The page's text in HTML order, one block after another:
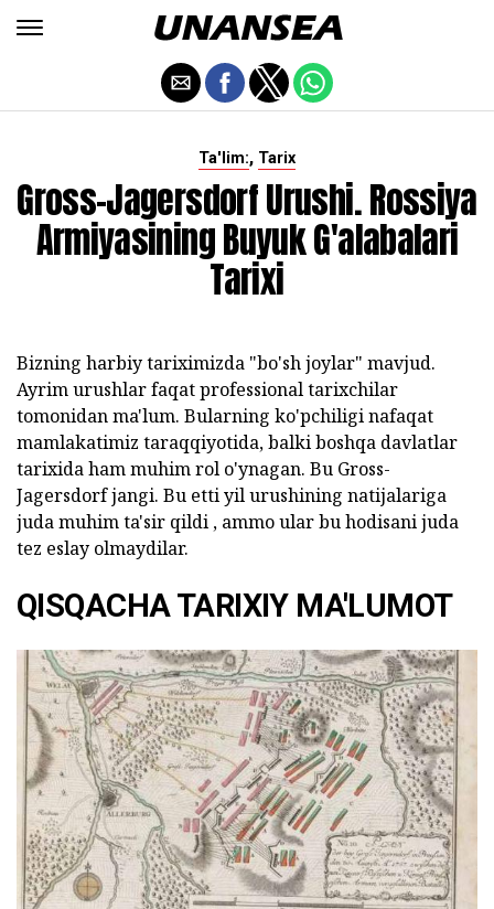
Ta'lim:, Tarix
Gross-Jagersdorf Urushi. Rossiya
Armiyasining Buyuk G'alabalari
Tarixi
Bizning harbiy tariximizda "bo'sh joylar" mavjud.
Ayrim urushlar faqat professional tarixchilar
tomonidan ma'lum. Bularning ko'pchiligi nafaqat
mamlakatimiz taraqqiyotida, balki boshqa davlatlar
tarixida ham muhim rol o'ynagan. Bu Gross-
Jagersdorf jangi. Bu etti yil urushining natijalariga
juda muhim ta'sir qildi , ammo ular bu hodisani juda
tez eslay olmaydilar.
QISQACHA TARIXIY MA'LUMOT